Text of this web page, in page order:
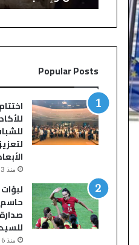
بمقتل
ثلاثة
Popular Posts
منذ 3 أسابيع
منذ 6 أيام